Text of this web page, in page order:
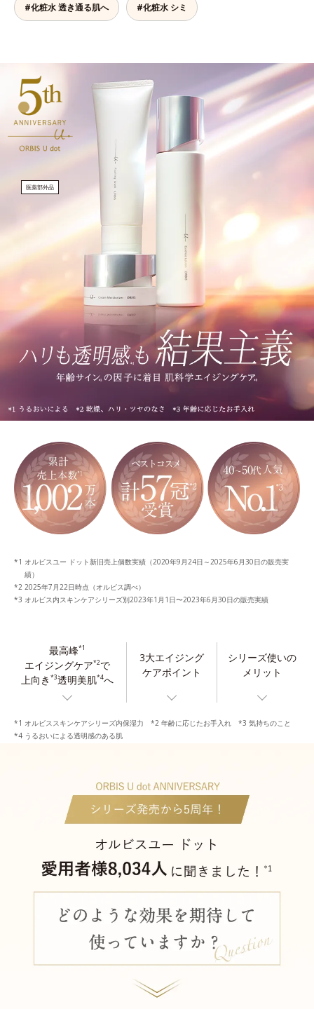
#化粧水 透き通る肌へ #化粧水 シミ
医薬部外品
オルビスユー ドット新旧売上個数実績（2020年9月24日～2025年6月30日の販売実
績）
2025年7月22日時点（オルビス調べ）
オルビス内スキンケアシリーズ別2023年1月1日〜2023年6月30日の販売実績
最高峰*1
エイジングケア*2で
上向き *3透明美肌*4へ
3大エイジング
ケアポイント
シリーズ使いの
メリット
*1 オルビススキンケアシリーズ内保湿力 *2 年齢に応じたお手入れ *3 気持ちのこと
*4 うるおいによる透明感のある肌